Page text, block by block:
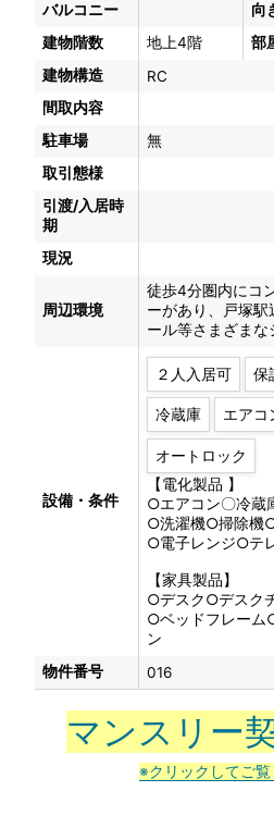
バルコニー
向
建物階数
地上4階 部
建物構造
RC
間取内容
駐車場
無
取引態様
引渡/入居時
期
現況
周辺環境
徒歩4分圏内にコ
ーがあり、戸塚
ール等さまざまな
設備・条件
２人入居可 保
冷蔵庫 エアコ
オートロック
【電化製品 】
○エアコン〇冷蔵
○洗濯機○掃除機
○電子レンジ○テ
【家具製品】
○デスク○デスク
○ベッドフレーム
ン
物件番号
016
マンスリー
※クリックしてご覧